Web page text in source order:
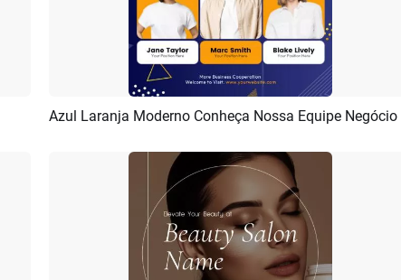
Pré-visualizar Criar IA